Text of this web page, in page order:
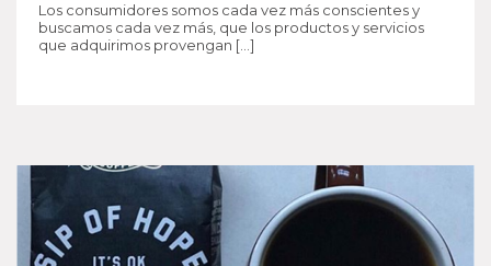
Los consumidores somos cada vez más conscientes y
buscamos cada vez más, que los productos y servicios
que adquirimos provengan […]